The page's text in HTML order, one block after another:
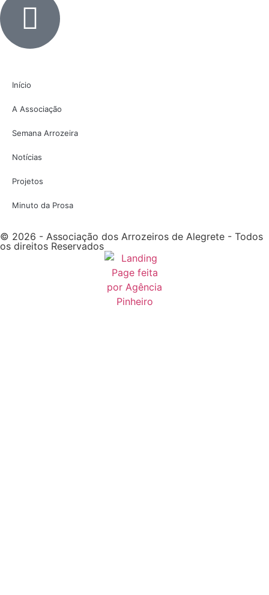
Início
A Associação
Semana Arrozeira
Notícias
Projetos
Minuto da Prosa
© 2026 - Associação dos Arrozeiros de Alegrete - Todos
os direitos Reservados